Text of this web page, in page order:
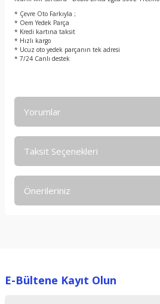
* Çevre Oto Farkıyla ;
* Oem Yedek Parça
* Kredi kartına taksit
* Hızlı kargo
* Ucuz oto yedek parçanın tek adresi
* 7/24 Canlı destek
Yorumlar
Taksit Seçenekleri
Önerileriniz
Ürün resmi kalitesiz, bozuk veya
E-Bültene Kayıt Olun